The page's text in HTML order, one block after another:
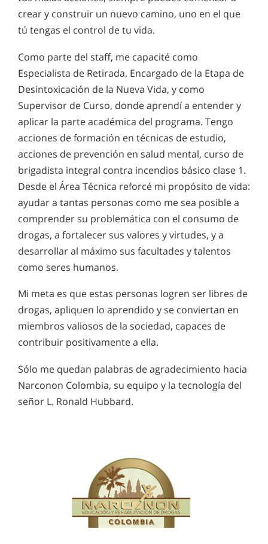
crear y construir un nuevo camino, uno en el que
tú tengas el control de tu vida.
Como parte del staff, me capacité como
Especialista de Retirada, Encargado de la Etapa de
Desintoxicación de la Nueva Vida, y como
Supervisor de Curso, donde aprendí a entender y
aplicar la parte académica del programa. Tengo
acciones de formación en técnicas de estudio,
acciones de prevención en salud mental, curso de
brigadista integral contra incendios básico clase 1.
Desde el Área Técnica reforcé mi propósito de vida:
ayudar a tantas personas como me sea posible a
comprender su problemática con el consumo de
drogas, a fortalecer sus valores y virtudes, y a
desarrollar al máximo sus facultades y talentos
como seres humanos.
Mi meta es que estas personas logren ser libres de
drogas, apliquen lo aprendido y se conviertan en
miembros valiosos de la sociedad, capaces de
contribuir positivamente a ella.
Sólo me quedan palabras de agradecimiento hacia
Narconon Colombia, su equipo y la tecnología del
señor L. Ronald Hubbard.